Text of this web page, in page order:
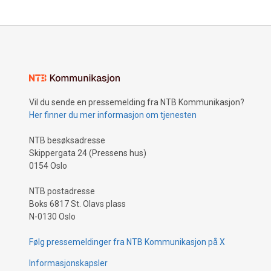
Vil du sende en pressemelding fra NTB Kommunikasjon?
Her finner du mer informasjon om tjenesten
NTB besøksadresse
Skippergata 24 (Pressens hus)
0154 Oslo
NTB postadresse
Boks 6817 St. Olavs plass
N-0130 Oslo
Følg pressemeldinger fra NTB Kommunikasjon på X
Informasjonskapsler